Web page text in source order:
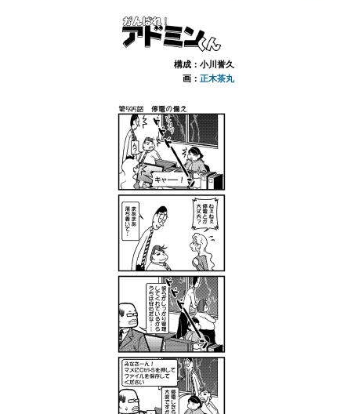
構成：小川誉久
画： 正木茶丸